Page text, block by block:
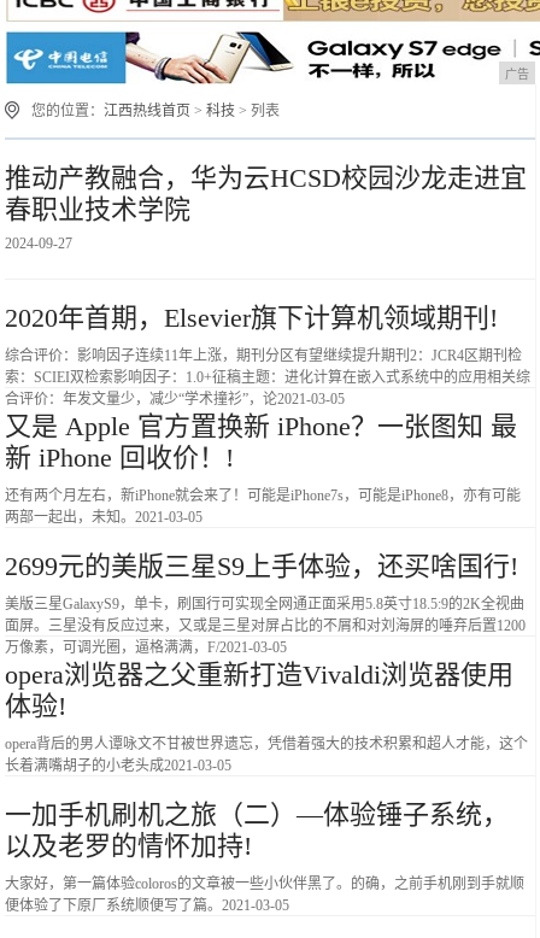
广告
您的位置：江西热线首页 >科技 > 列表
推动产教融合，华为云HCSD校园沙龙走进宜
春职业技术学院
2024-09-27
2020年首期，Elsevier旗下计算机领域期刊!
综合评价：影响因子连续11年上涨，期刊分区有望继续提升期刊2：JCR4区期刊检
索：SCIEI双检索影响因子：1.0+征稿主题：进化计算在嵌入式系统中的应用相关综
合评价：年发文量少，减少“学术撞衫”，论2021-03-05
又是 Apple 官方置换新 iPhone？一张图知 最
新 iPhone 回收价！!
还有两个月左右，新iPhone就会来了！可能是iPhone7s，可能是iPhone8，亦有可能
两部一起出，未知。2021-03-05
2699元的美版三星S9上手体验，还买啥国行!
美版三星GalaxyS9，单卡，刷国行可实现全网通正面采用5.8英寸18.5:9的2K全视曲
面屏。三星没有反应过来，又或是三星对屏占比的不屑和对刘海屏的唾弃后置1200
万像素，可调光圈，逼格满满，F/2021-03-05
opera浏览器之父重新打造Vivaldi浏览器使用
体验!
opera背后的男人谭咏文不甘被世界遗忘，凭借着强大的技术积累和超人才能，这个
长着满嘴胡子的小老头成2021-03-05
一加手机刷机之旅（二）—体验锤子系统，
以及老罗的情怀加持!
大家好，第一篇体验coloros的文章被一些小伙伴黑了。的确，之前手机刚到手就顺
便体验了下原厂系统顺便写了篇。2021-03-05